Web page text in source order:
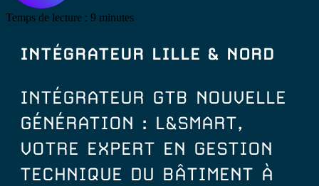
Temps de lecture : 9 minutes
INTÉGRATEUR LILLE & NORD
INTÉGRATEUR GTB NOUVELLE
GÉNÉRATION : L&SMART,
VOTRE EXPERT EN GESTION
TECHNIQUE DU BÂTIMENT À